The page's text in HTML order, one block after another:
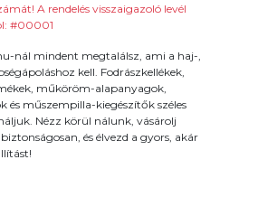
A rendelés visszaigazoló levél
#00001
nál mindent megtalálsz, ami a haj-,
kell. Fodrászkellékek,
műköröm-alapanyagok,
és műszempilla-kiegészítők széles
Nézz körül nálunk, vásárolj
és élvezd a gyors, akár